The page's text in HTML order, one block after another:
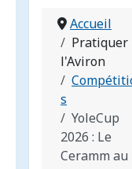
Accueil
Pratiquer
l'Aviron
s
YoleCup
2026 : Le
Ceramm au